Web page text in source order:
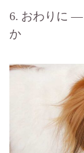
6. おわりに
か